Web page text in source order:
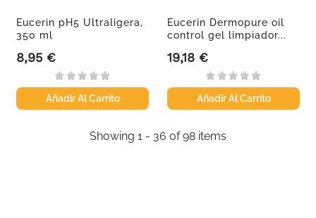
Eucerin pH5 Ultraligera,
350 ml
Precio
8,95 €
Añadir Al Carrito
Eucerin Dermopure oil
control gel limpiador...
Precio
19,18 €
Añadir Al Carrito
Showing 1 - 36 of 98 items